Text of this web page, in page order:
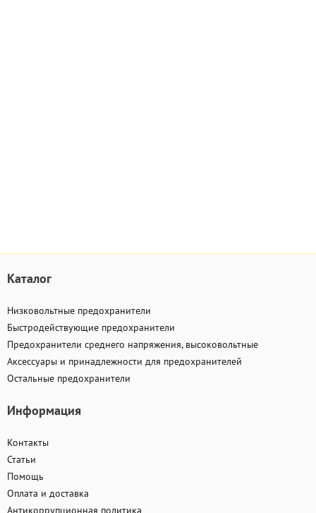
Каталог
Низковольтные предохранители
Быстродействующие предохранители
Предохранители среднего напряжения, высоковольтные
Аксессуары и принадлежности для предохранителей
Остальные предохранители
Информация
Контакты
Статьи
Помощь
Оплата и доставка
Антикоррупционная политика